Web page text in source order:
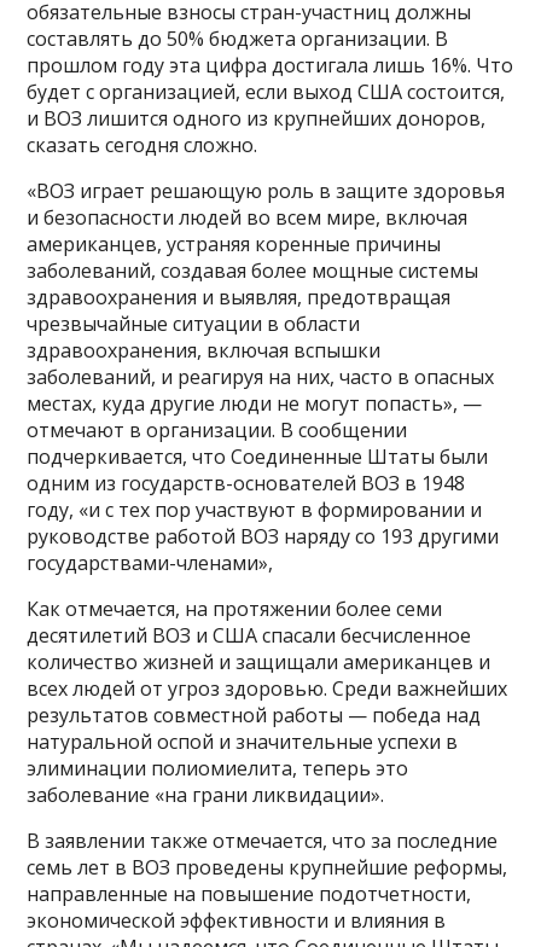
обязательные взносы стран-участниц должны
составлять до 50% бюджета организации. В
прошлом году эта цифра достигала лишь 16%. Что
будет с организацией, если выход США состоится,
и ВОЗ лишится одного из крупнейших доноров,
сказать сегодня сложно.
«ВОЗ играет решающую роль в защите здоровья
и безопасности людей во всем мире, включая
американцев, устраняя коренные причины
заболеваний, создавая более мощные системы
здравоохранения и выявляя, предотвращая
чрезвычайные ситуации в области
здравоохранения, включая вспышки
заболеваний, и реагируя на них, часто в опасных
местах, куда другие люди не могут попасть», —
отмечают в организации. В сообщении
подчеркивается, что Соединенные Штаты были
одним из государств-основателей ВОЗ в 1948
году, «и с тех пор участвуют в формировании и
руководстве работой ВОЗ наряду со 193 другими
государствами-членами»,
Как отмечается, на протяжении более семи
десятилетий ВОЗ и США спасали бесчисленное
количество жизней и защищали американцев и
всех людей от угроз здоровью. Среди важнейших
результатов совместной работы — победа над
натуральной оспой и значительные успехи в
элиминации полиомиелита, теперь это
заболевание «на грани ликвидации».
В заявлении также отмечается, что за последние
семь лет в ВОЗ проведены крупнейшие реформы,
направленные на повышение подотчетности,
экономической эффективности и влияния в